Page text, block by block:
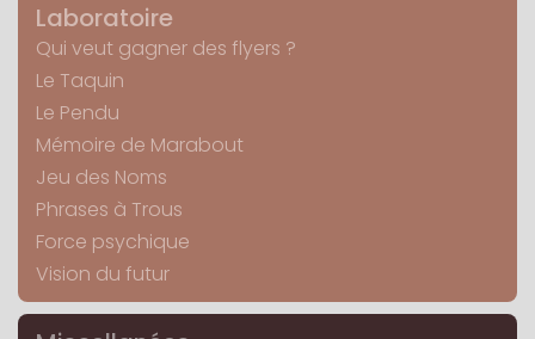
Laboratoire
Qui veut gagner des flyers ?
Le Taquin
Le Pendu
Mémoire de Marabout
Jeu des Noms
Phrases à Trous
Force psychique
Vision du futur